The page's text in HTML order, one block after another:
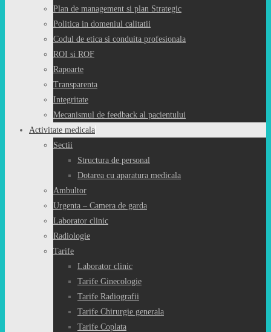
Plan de management si plan Strategic
Politica in domeniul calitatii
Codul de etica si conduita profesionala
ROI si ROF
Rapoarte
Transparenta
Integritate
Mecanismul de feedback al pacientului
Activitate medicala
Sectii
Structura de personal
Dotarea cu aparatura medicala
Ambultor
Urgenta – Camera de garda
Laborator clinic
Radiologie
Tarife
Laborator clinic
Tarife Ginecologie
Tarife Radiografii
Tarife Chirurgie generala
Tarife Coplata